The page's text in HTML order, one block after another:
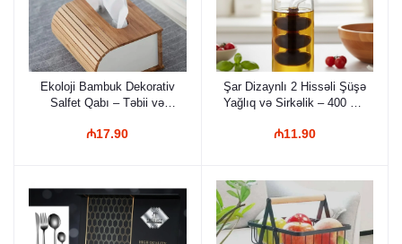
Ekoloji Bambuk Dekorativ
Salfet Qabı – Təbii və
₼17.90
Şar Dizaynlı 2 Hissəli Şüşə
Yağlıq və Sirkəlik – 400 ml,
Mətbəx Aksesuarı
₼11.90